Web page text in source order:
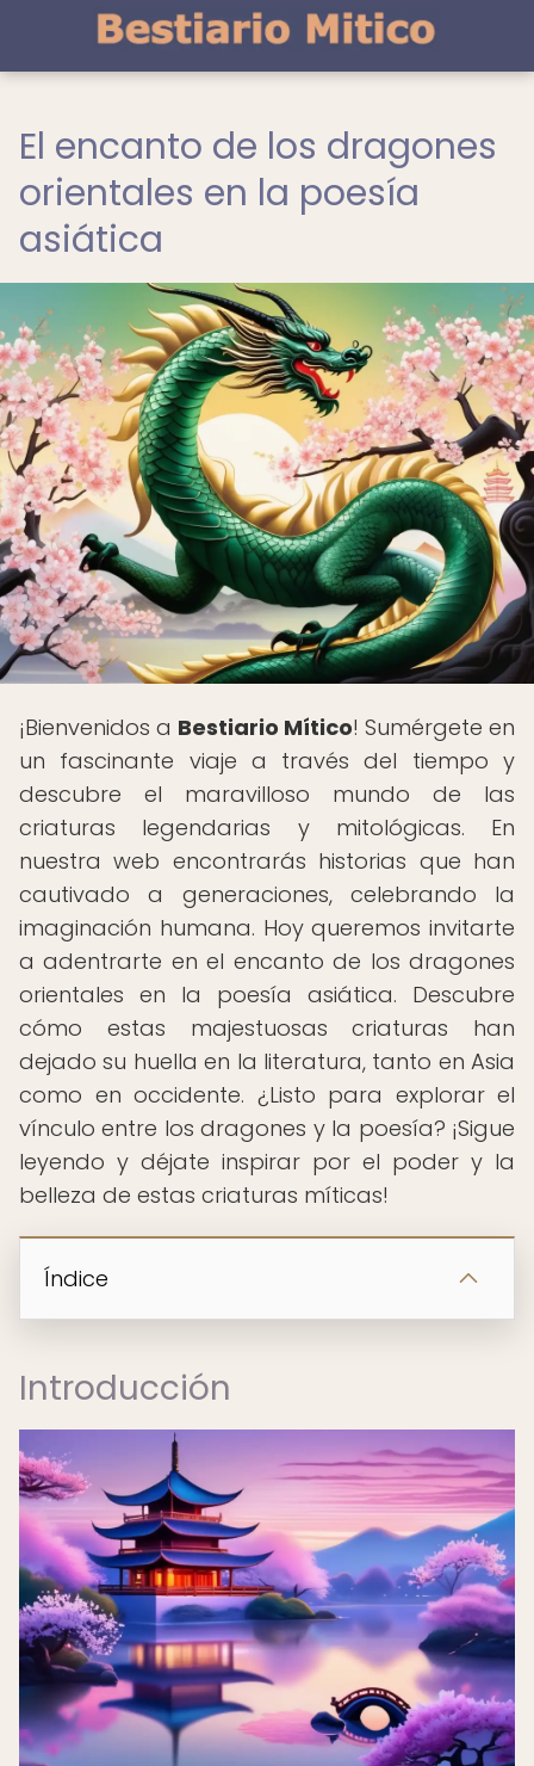
El encanto de los dragones
orientales en la poesía
asiática
¡Bienvenidos a Bestiario Mítico! Sumérgete en
un fascinante viaje a través del tiempo y
descubre el maravilloso mundo de las
criaturas legendarias y mitológicas. En
nuestra web encontrarás historias que han
cautivado a generaciones, celebrando la
imaginación humana. Hoy queremos invitarte
a adentrarte en el encanto de los dragones
orientales en la poesía asiática. Descubre
cómo estas majestuosas criaturas han
dejado su huella en la literatura, tanto en Asia
como en occidente. ¿Listo para explorar el
vínculo entre los dragones y la poesía? ¡Sigue
leyendo y déjate inspirar por el poder y la
belleza de estas criaturas míticas!
Índice
Introducción